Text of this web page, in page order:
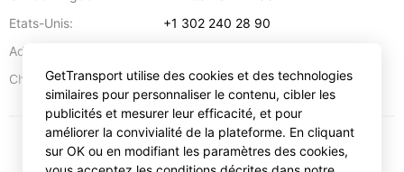
Etats-Unis:
+1 302 240 28 90
Adresse:
Chypre:
57 Spyrou Kyprianou,Larnaca 6051
EUR
GetTransport utilise des cookies et des technologies
similaires pour personnaliser le contenu, cibler les
publicités et mesurer leur efficacité, et pour
améliorer la convivialité de la plateforme. En cliquant
sur OK ou en modifiant les paramètres des cookies,